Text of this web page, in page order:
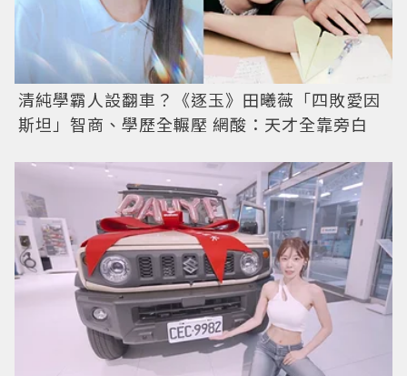
清純學霸人設翻車？《逐玉》田曦薇「四敗愛因
斯坦」智商、學歷全輾壓 網酸：天才全靠旁白